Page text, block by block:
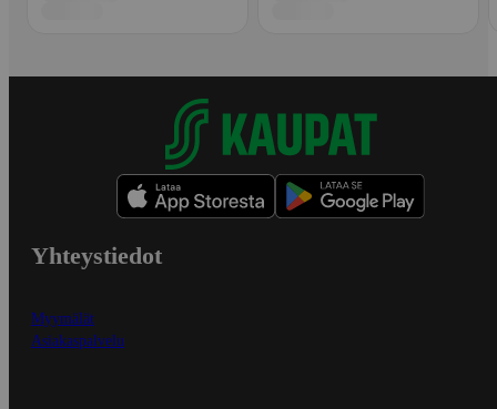
Yhteystiedot
Myymälät
Asiakaspalvelu